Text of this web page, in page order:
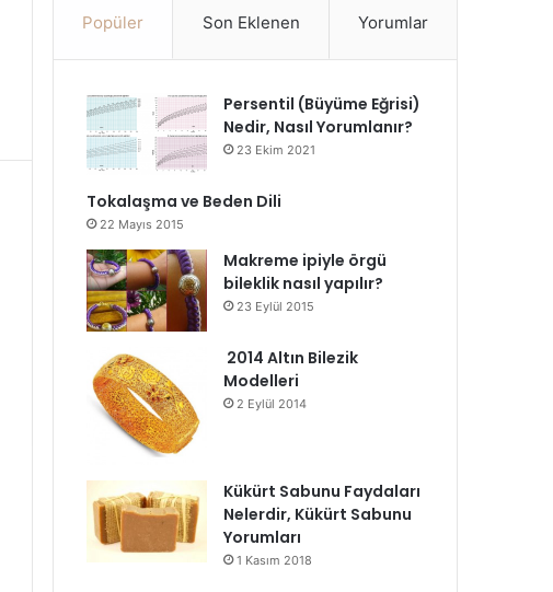
Popüler Son Eklenen Yorumlar
Persentil (Büyüme Eğrisi)
Nedir, Nasıl Yorumlanır?
23 Ekim 2021
Tokalaşma ve Beden Dili
22 Mayıs 2015
Makreme ipiyle örgü
bileklik nasıl yapılır?
23 Eylül 2015
2014 Altın Bilezik
Modelleri
2 Eylül 2014
Kükürt Sabunu Faydaları
Nelerdir, Kükürt Sabunu
Yorumları
1 Kasım 2018